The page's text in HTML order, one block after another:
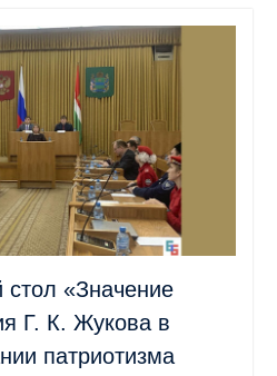
стол «Значение
Г. К. Жукова в
патриотизма